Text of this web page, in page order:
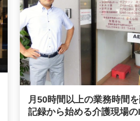
月50時間以上の業務時間
記録から始める介護現場